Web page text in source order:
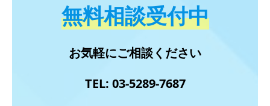
無料相談受付中
お気軽にご相談ください
TEL: 03-5289-7687